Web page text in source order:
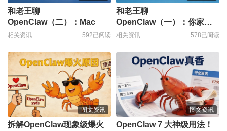
和老王聊
OpenClaw（二）：Mac
相关资讯 592已阅读
和老王聊
OpenClaw（一）：你家里
那
相关资讯 578已阅读
图文资讯
拆解OpenClaw现象级爆火
图文资讯
OpenClaw 7 大神级用法！